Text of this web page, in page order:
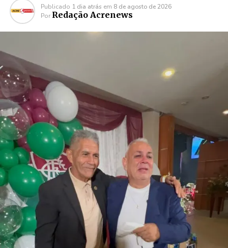
Publicado 1 dia atrás em 8 de agosto de 2026
Por Redação Acrenews